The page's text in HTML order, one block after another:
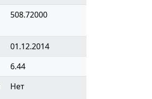
508.72000
01.12.2014
6.44
Нет